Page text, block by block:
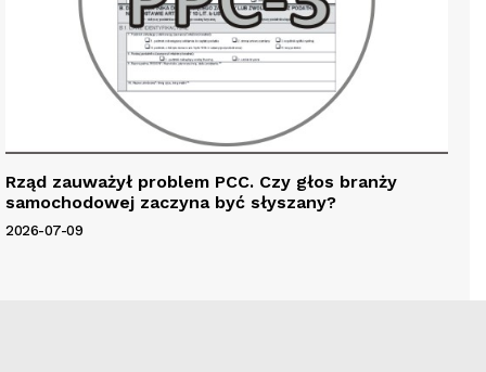
Rząd zauważył problem PCC. Czy głos branży
samochodowej zaczyna być słyszany?
2026-07-09